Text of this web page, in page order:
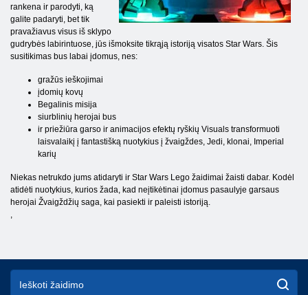
rankena ir parodyti, ką
galite padaryti, bet tik
pravažiavus visus iš sklypo
gudrybės labirintuose, jūs išmoksite tikrąją istoriją visatos Star Wars. Šis
susitikimas bus labai įdomus, nes:
gražūs ieškojimai
įdomių kovų
Begalinis misija
siurblinių herojai bus
ir priežiūra garso ir animacijos efektų ryškių Visuals transformuoti
laisvalaikį į fantastišką nuotykius į žvaigždes, Jedi, klonai, Imperial
karių
Niekas netrukdo jums atidaryti ir Star Wars Lego žaidimai žaisti dabar. Kodėl
atidėti nuotykius, kurios žada, kad neįtikėtinai įdomus pasaulyje garsaus
herojai Žvaigždžių saga, kai pasiekti ir paleisti istoriją.